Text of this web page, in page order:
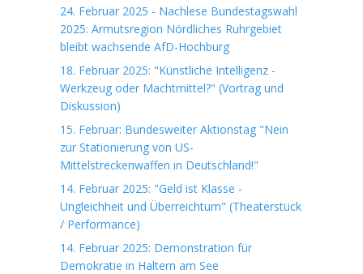
24. Februar 2025 - Nachlese Bundestagswahl
2025: Armutsregion Nördliches Ruhrgebiet
bleibt wachsende AfD-Hochburg
18. Februar 2025: "Künstliche Intelligenz -
Werkzeug oder Machtmittel?" (Vortrag und
Diskussion)
15. Februar: Bundesweiter Aktionstag "Nein
zur Stationierung von US-
Mittelstreckenwaffen in Deutschland!"
14. Februar 2025: "Geld ist Klasse -
Ungleichheit und Überreichtum" (Theaterstück
/ Performance)
14. Februar 2025: Demonstration für
Demokratie in Haltern am See